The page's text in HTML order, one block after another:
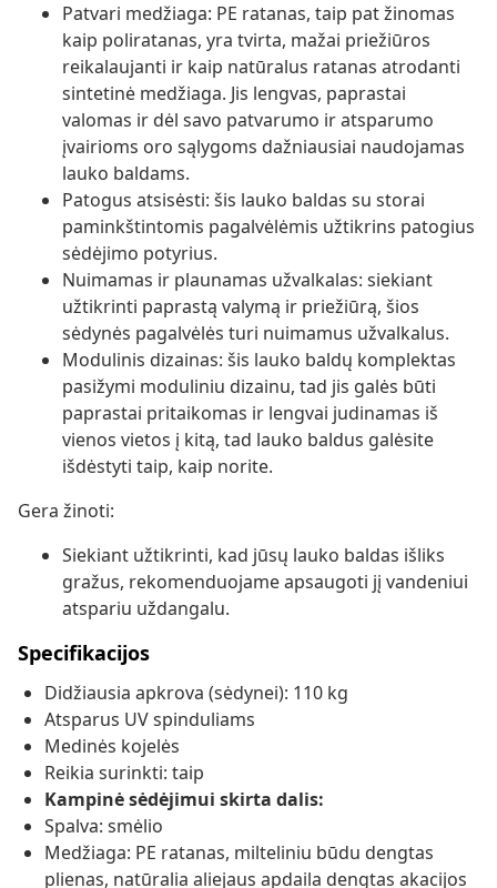
Patvari medžiaga: PE ratanas, taip pat žinomas
kaip poliratanas, yra tvirta, mažai priežiūros
reikalaujanti ir kaip natūralus ratanas atrodanti
sintetinė medžiaga. Jis lengvas, paprastai
valomas ir dėl savo patvarumo ir atsparumo
įvairioms oro sąlygoms dažniausiai naudojamas
lauko baldams.
Patogus atsisėsti: šis lauko baldas su storai
paminkštintomis pagalvėlėmis užtikrins patogius
sėdėjimo potyrius.
Nuimamas ir plaunamas užvalkalas: siekiant
užtikrinti paprastą valymą ir priežiūrą, šios
sėdynės pagalvėlės turi nuimamus užvalkalus.
Modulinis dizainas: šis lauko baldų komplektas
pasižymi moduliniu dizainu, tad jis galės būti
paprastai pritaikomas ir lengvai judinamas iš
vienos vietos į kitą, tad lauko baldus galėsite
išdėstyti taip, kaip norite.
Gera žinoti:
Siekiant užtikrinti, kad jūsų lauko baldas išliks
gražus, rekomenduojame apsaugoti jį vandeniui
atspariu uždangalu.
Specifikacijos
Didžiausia apkrova (sėdynei): 110 kg
Atsparus UV spinduliams
Medinės kojelės
Reikia surinkti: taip
Kampinė sėdėjimui skirta dalis:
Spalva: smėlio
Medžiaga: PE ratanas, milteliniu būdu dengtas
plienas, natūralia aliejaus apdaila dengtas akacijos